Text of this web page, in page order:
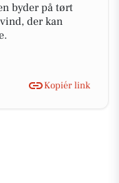
byder på tørt
der kan
Kopiér link